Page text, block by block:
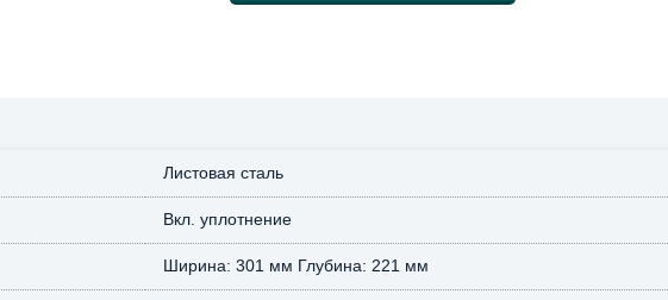
Листовая сталь
Вкл. уплотнение
Ширина: 301 мм Глубина: 221 мм